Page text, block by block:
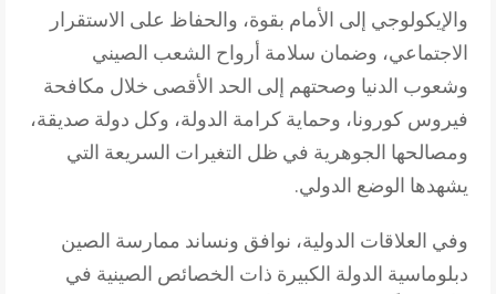
والإيكولوجي إلى الأمام بقوة، والحفاظ على الاستقرار
الاجتماعي، وضمان سلامة أرواح الشعب الصيني
وشعوب الدنيا وصحتهم إلى الحد الأقصى خلال مكافحة
فيروس كورونا، وحماية كرامة الدولة، وكل دولة صديقة،
ومصالحها الجوهرية في ظل التغيرات السريعة التي
يشهدها الوضع الدولي.
وفي العلاقات الدولية، نوافق ونساند ممارسة الصين
دبلوماسية الدولة الكبيرة ذات الخصائص الصينية في